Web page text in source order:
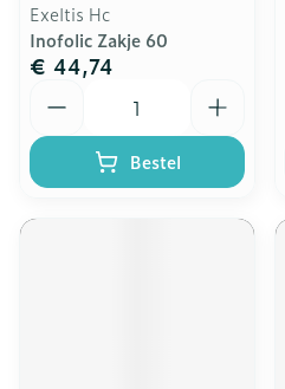
Exeltis Hc
Inofolic Zakje 60
€ 44,74
Bestel